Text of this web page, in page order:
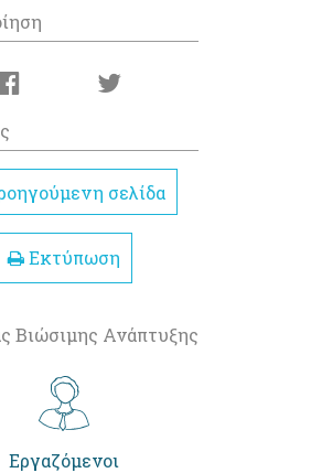
σελίδα
Εκτύπωση
Βιώσιμης Ανάπτυξης
Εργαζόμενοι